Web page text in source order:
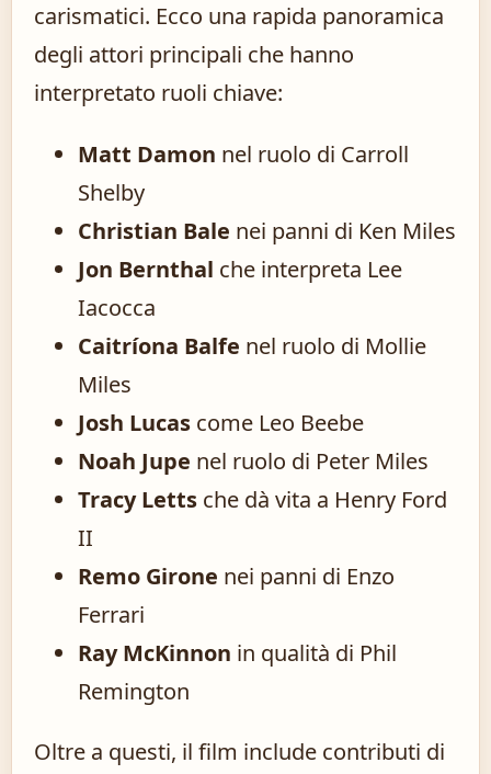
carismatici. Ecco una rapida panoramica
degli attori principali che hanno
interpretato ruoli chiave:
Matt Damon nel ruolo di Carroll
Shelby
Christian Bale nei panni di Ken Miles
Jon Bernthal che interpreta Lee
Iacocca
Caitríona Balfe nel ruolo di Mollie
Miles
Josh Lucas come Leo Beebe
Noah Jupe nel ruolo di Peter Miles
Tracy Letts che dà vita a Henry Ford
II
Remo Girone nei panni di Enzo
Ferrari
Ray McKinnon in qualità di Phil
Remington
Oltre a questi, il film include contributi di